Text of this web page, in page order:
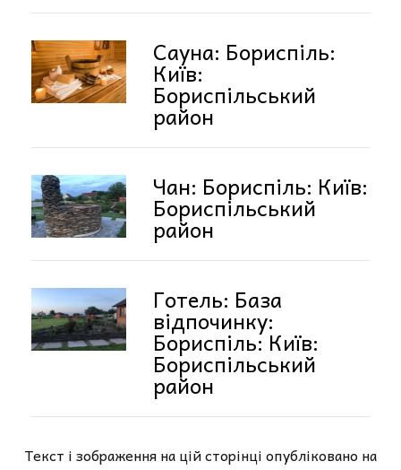
Сауна: Бориспіль:
Київ:
Бориспільський
район
Чан: Бориспіль: Київ:
Бориспільський
район
Готель: База
відпочинку:
Бориспіль: Київ:
Бориспільський
район
Текст і зображення на цій сторінці опубліковано на